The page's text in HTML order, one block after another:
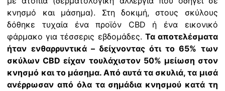
κνησμό και μάσημα). Στη δοκιμή, στους σκύλους
δόθηκε τυχαία ένα προϊόν CBD ή ένα εικονικό
φάρμακο για τέσσερις εβδομάδες. Τα αποτελέσματα
ήταν ενθαρρυντικά – δείχνοντας ότι το 65% των
σκύλων CBD είχαν τουλάχιστον 50% μείωση στον
κνησμό και το μάσημα. Από αυτά τα σκυλιά, τα μισά
ανέρρωσαν από όλα τα σημάδια κνησμού κατά τη